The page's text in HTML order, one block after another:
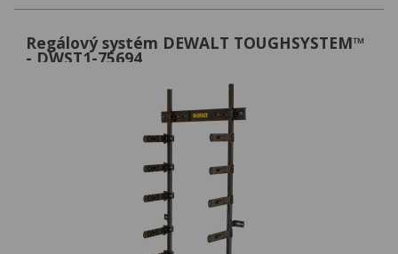
Regálový systém DEWALT TOUGHSYSTEM™
- DWST1-75694